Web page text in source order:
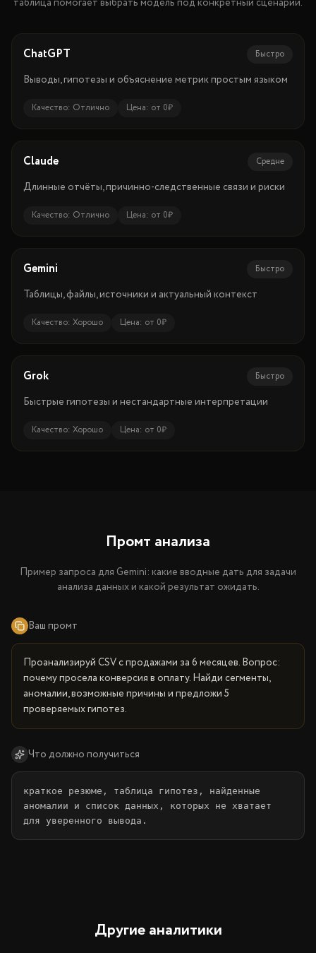
таблица помогает выбрать модель под конкретный сценарий.
ChatGPT Быстро
Выводы, гипотезы и объяснение метрик простым языком
Качество: Отлично Цена: от 0₽
Claude Средне
Длинные отчёты, причинно-следственные связи и риски
Качество: Отлично Цена: от 0₽
Gemini Быстро
Таблицы, файлы, источники и актуальный контекст
Качество: Хорошо Цена: от 0₽
Grok Быстро
Быстрые гипотезы и нестандартные интерпретации
Качество: Хорошо Цена: от 0₽
Промт анализа
Пример запроса для Gemini: какие вводные дать для задачи
анализа данных и какой результат ожидать.
Ваш промт
Проанализируй CSV с продажами за 6 месяцев. Вопрос:
почему просела конверсия в оплату. Найди сегменты,
аномалии, возможные причины и предложи 5
проверяемых гипотез.
Что должно получиться
краткое резюме, таблица гипотез, найденные
аномалии и список данных, которых не хватает
для уверенного вывода.
Другие аналитики